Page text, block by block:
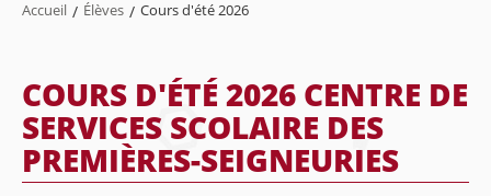
Accueil / Élèves / Cours d'été 2026
COURS D'ÉTÉ 2026 CENTRE DE
SERVICES SCOLAIRE DES
PREMIÈRES-SEIGNEURIES